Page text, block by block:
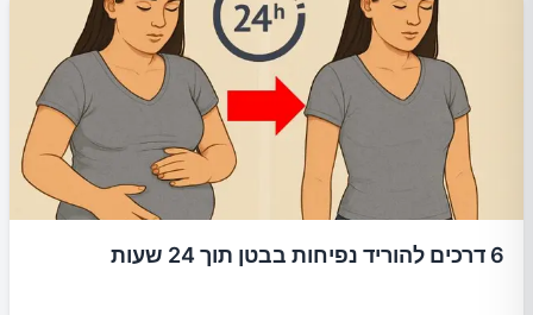
6 דרכים להוריד נפיחות בבטן תוך 24 שעות